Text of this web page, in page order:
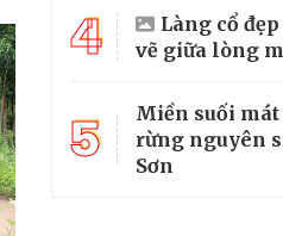
4
Làng cổ
vẽ giữa lòng
5
Miền suối mát
rừng nguyên
Sơn